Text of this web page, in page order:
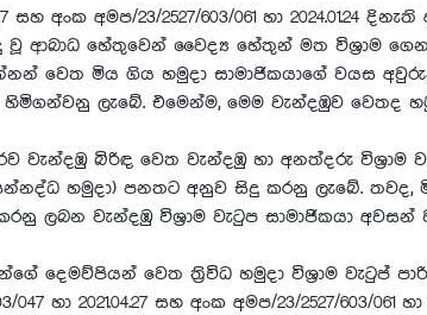
සහ අංක අමප/23/2527/603/061 හා
වූ ආබාධ හේතුවෙන් වෛද්‍ය හේතුන් මත විශ්‍රාම
වෙත මිය ගිය හමුදා සාමාජිකයාගේ වයස
ලැබේ. එමෙන්ම, මෙම වැන්දඹුව වෙතද
වැන්දඹු බිරිඳ වෙත වැන්දඹු හා අනත්දරු විශ්‍රාම
හමුදා) පනතට අනුව සිදු කරනු ලැබේ.
ලබන වැන්දඹු විශ්‍රාම වැටුප සාමාජිකයා
දෙමව්පියන් වෙත ත්‍රිවිධ හමුදා විශ්‍රාම වැටුප්
047 හා 2021.04.27 සහ අංක අමප/23/2527/603/